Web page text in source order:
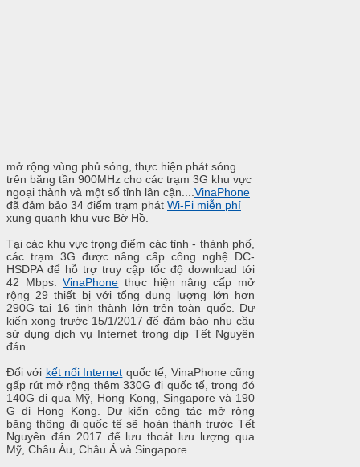
mở rộng vùng phủ sóng, thực hiện phát sóng
trên băng tần 900MHz cho các trạm 3G khu vực
ngoại thành và một số tỉnh lân cận.... VinaPhone
đã đảm bảo 34 điểm trạm phát Wi-Fi miễn phí
xung quanh khu vực Bờ Hồ.
Tại các khu vực trọng điểm các tỉnh - thành phố,
các trạm 3G được nâng cấp công nghệ DC-
HSDPA để hỗ trợ truy cập tốc độ download tới
42 Mbps.VinaPhone thực hiện nâng cấp mở
rộng 29 thiết bị với tổng dung lượng lớn hơn
290G tại 16 tỉnh thành lớn trên toàn quốc. Dự
kiến xong trước 15/1/2017 để đảm bảo nhu cầu
sử dụng dịch vụ Internet trong dịp Tết Nguyên
đán.
Đối với kết nối Internet quốc tế, VinaPhone cũng
gấp rút mở rộng thêm 330G đi quốc tế, trong đó
140G đi qua Mỹ, Hong Kong, Singapore và 190
G đi Hong Kong. Dự kiến công tác mở rộng
băng thông đi quốc tế sẽ hoàn thành trước Tết
Nguyên đán 2017 để lưu thoát lưu lượng qua
Mỹ, Châu Âu, Châu Á và Singapore.